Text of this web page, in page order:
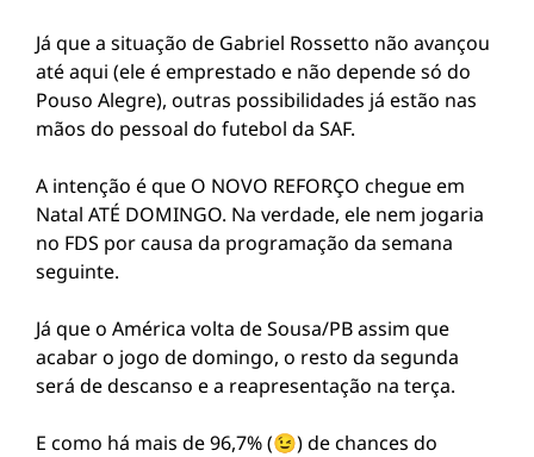
Já que a situação de Gabriel Rossetto não avançou
até aqui (ele é emprestado e não depende só do
Pouso Alegre), outras possibilidades já estão nas
mãos do pessoal do futebol da SAF.
A intenção é que O NOVO REFORÇO chegue em
Natal ATÉ DOMINGO. Na verdade, ele nem jogaria
no FDS por causa da programação da semana
seguinte.
Já que o América volta de Sousa/PB assim que
acabar o jogo de domingo, o resto da segunda
será de descanso e a reapresentação na terça.
E como há mais de 96,7% (😉) de chances do